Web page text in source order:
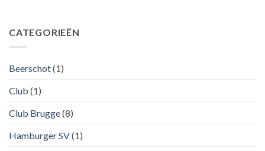
CATEGORIEËN
Beerschot(1)
Club (1)
Club Brugge(8)
Hamburger SV(1)